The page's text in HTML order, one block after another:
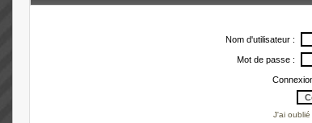
Nom d'utilisateur :
Mot de passe :
J'ai